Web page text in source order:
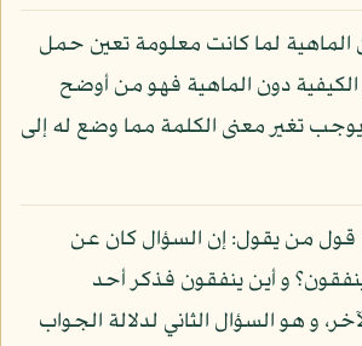
الماهية لما كانت معلومة تعين حمل
دون الماهية فهو من أوضح
تغير معنى الكلمة مما وضع له إلى
قول من يقول: إن السؤال كان عن
و أين ينفقون فذكر أحد
و هو السؤال الثاني لدلالة الجواب